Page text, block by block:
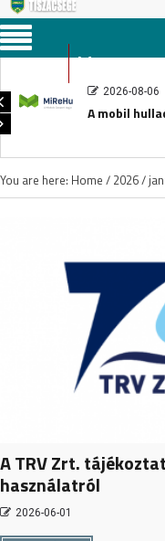
Menu
2026-08-06
A mobil
You are here: Home / 2026/
A TRV Zrt.
használatról
2026-06-01